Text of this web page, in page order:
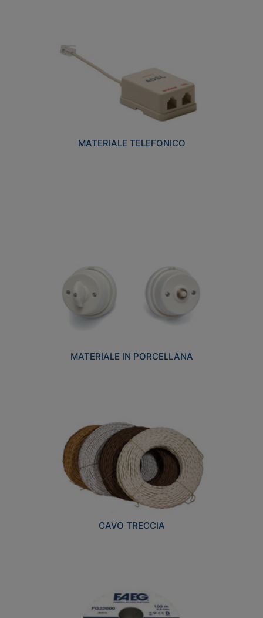
MATERIALE TELEFONICO
MATERIALE IN PORCELLANA
CAVO TRECCIA